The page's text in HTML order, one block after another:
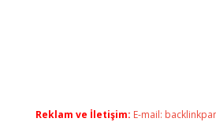
Reklam ve İletişim: E-mail: